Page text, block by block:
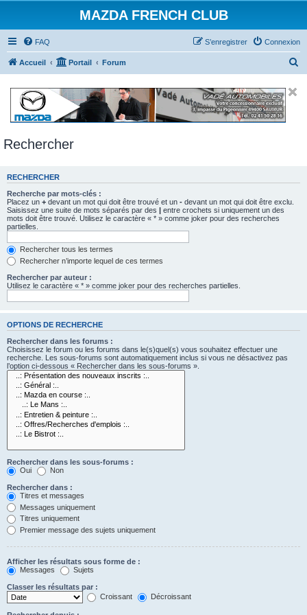
MAZDA FRENCH CLUB
FAQ Connexion
S’enregistrer
Accueil Portail Forum
Rechercher
RECHERCHER
Recherche par mots-clés :
Placez un + devant un mot qui doit être trouvé et un - devant un mot qui doit être exclu.
Saisissez une suite de mots séparés par des | entre crochets si uniquement un des
mots doit être trouvé. Utilisez le caractère « * » comme joker pour des recherches
partielles.
Rechercher tous les termes
Rechercher n’importe lequel de ces termes
Rechercher par auteur :
Utilisez le caractère « * » comme joker pour des recherches partielles.
OPTIONS DE RECHERCHE
Rechercher dans les forums :
Choisissez le forum ou les forums dans le(s)quel(s) vous souhaitez effectuer une
recherche. Les sous-forums sont automatiquement inclus si vous ne désactivez pas
l’option ci-dessous « Rechercher dans les sous-forums ».
Rechercher dans les sous-forums :
Oui
Non
Rechercher dans :
Titres et messages
Messages uniquement
Titres uniquement
Premier message des sujets uniquement
Afficher les résultats sous forme de :
Messages
Sujets
Classer les résultats par :
Croissant
Décroissant